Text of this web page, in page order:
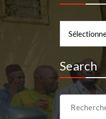
Search
pour :